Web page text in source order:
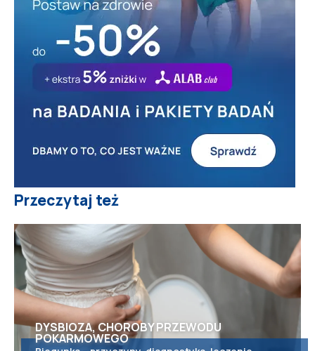
Przeczytaj też
DYSBIOZA, CHOROBY PRZEWODU
POKARMOWEGO